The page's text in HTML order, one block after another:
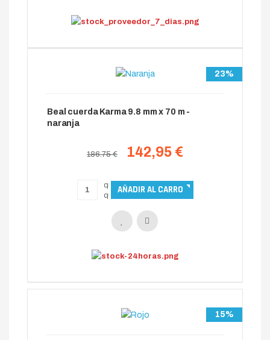
23%
Beal cuerda Karma 9.8 mm x 70 m -
naranja
186.75 € 142,95 €
15%